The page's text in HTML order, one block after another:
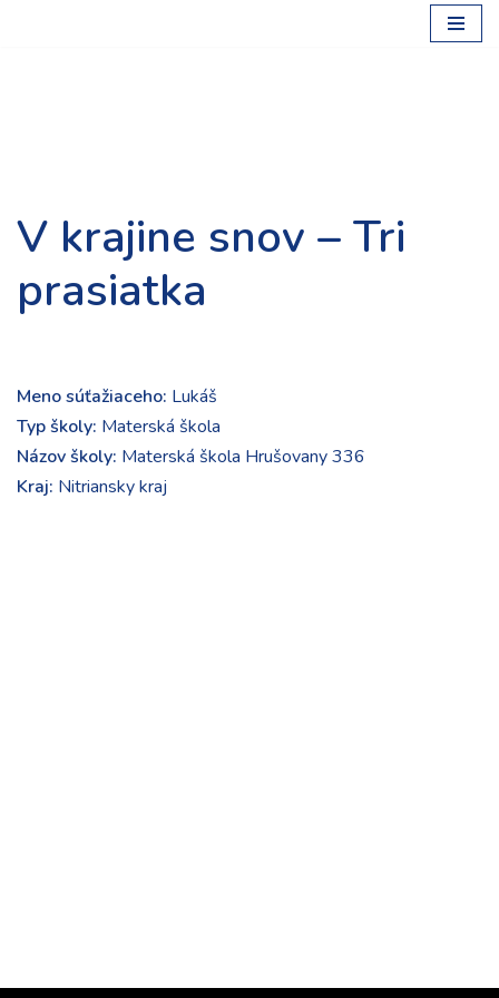
V krajine snov – Tri
prasiatka
Meno súťažiaceho: Lukáš
Typ školy: Materská škola
Názov školy: Materská škola Hrušovany 336
Kraj: Nitriansky kraj